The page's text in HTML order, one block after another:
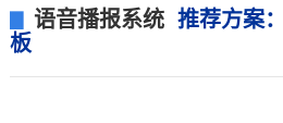
▊ 语音播报系统 推荐方案：
板